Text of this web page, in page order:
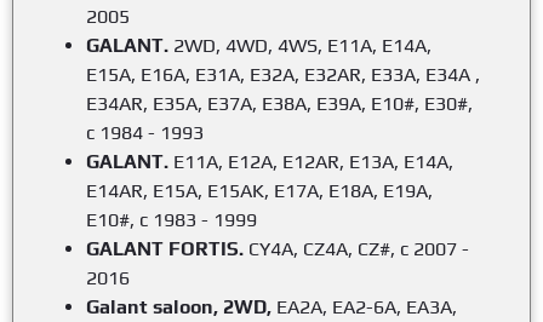
2005
GALANT. 2WD, 4WD, 4WS, E11A, E14A,
E15A, E16A, E31A, E32A, E32AR, E33A, E34A ,
E34AR, E35A, E37A, E38A, E39A, E10#, E30#,
с 1984 - 1993
GALANT. E11A, E12A, E12AR, E13A, E14A,
E14AR, E15A, E15AK, E17A, E18A, E19A,
E10#, с 1983 - 1999
GALANT FORTIS. CY4A, CZ4A, CZ#, с 2007 -
2016
Galant saloon, 2WD, EA2A, EA2-6A, EA3A,